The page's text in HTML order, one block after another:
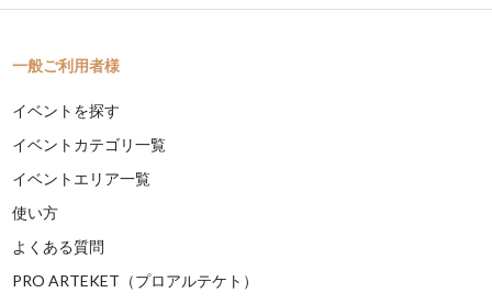
一般ご利用者様
イベントを探す
イベントカテゴリ一覧
イベントエリア一覧
使い方
よくある質問
PRO ARTEKET（プロアルテケト）